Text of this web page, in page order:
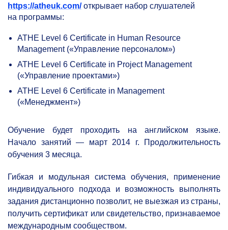
https://atheuk.com/открывает набор слушателей
на программы:
ATHE Level 6 Certificate in Human Resource
Management («Управление персоналом»)
ATHE Level 6 Certificate in Project Management
(«Управление проектами»)
ATHE Level 6 Certificate in Management
(«Менеджмент»)
Обучение будет проходить на английском языке.
Начало занятий — март 2014 г. Продолжительность
обучения 3 месяца.
Гибкая и модульная система обучения, применение
индивидуального подхода и возможность выполнять
задания дистанционно позволит, не выезжая из страны,
получить сертификат или свидетельство, признаваемое
международным сообществом.